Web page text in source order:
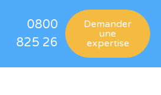
0800
825 26
Demander
une
expertise